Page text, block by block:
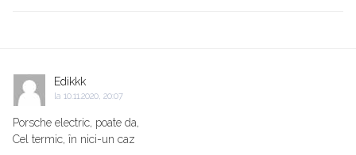
Edikkk
la 10.11.2020, 20:07
Porsche electric, poate da,
Cel termic, în nici-un caz